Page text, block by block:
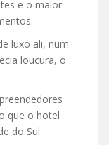
e o maior
luxo ali, num
loucura, o
que o hotel
do Sul.